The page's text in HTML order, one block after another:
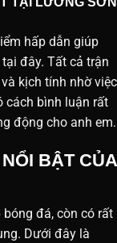
hấp dẫn giúp
đây. Tất cả trận
kịch tính nhờ việc
cách bình luận rất
động cho anh em.
BẬT CỦA
đá, còn có rất
Dưới đây là